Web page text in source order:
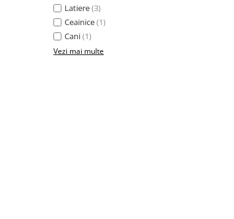
Latiere(3)
Ceainice(1)
Cani(1)
Vezi mai multe